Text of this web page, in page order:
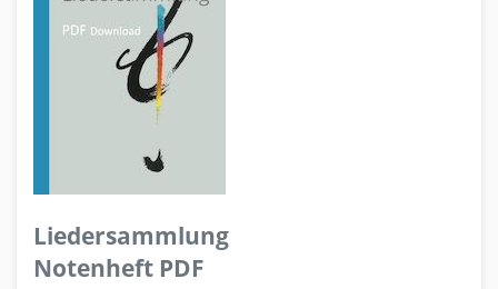
Liedersammlung
Notenheft PDF